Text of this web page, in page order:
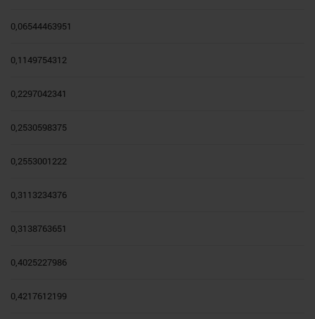
0,06544463951
0,1149754312
0,2297042341
0,2530598375
0,2553001222
0,3113234376
0,3138763651
0,4025227986
0,4217612199